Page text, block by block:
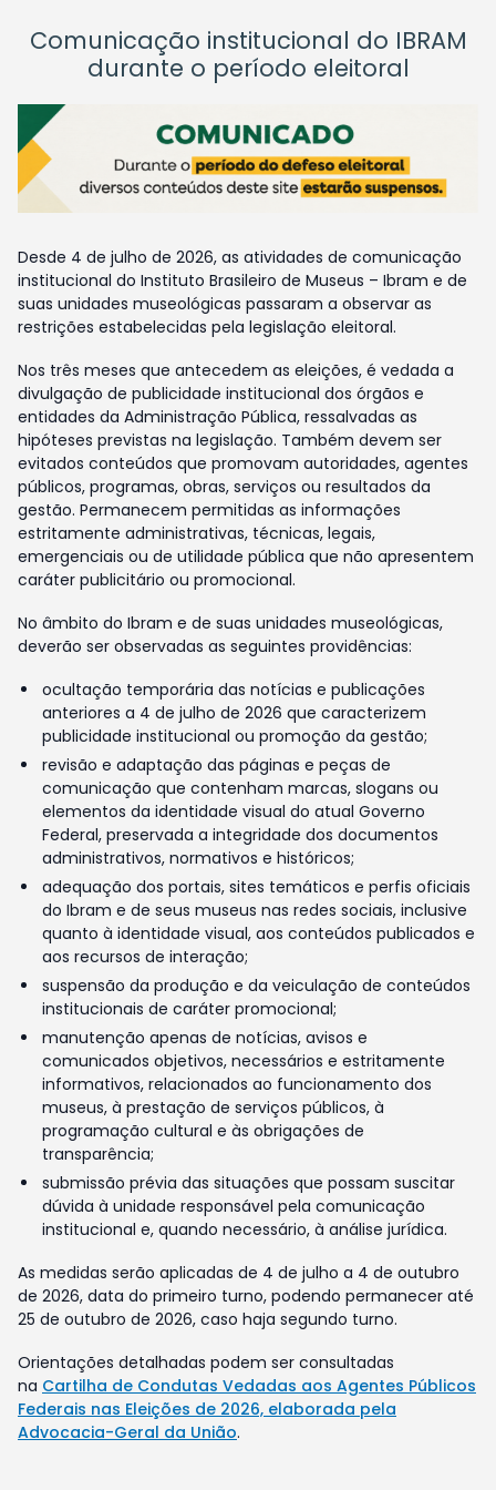
Comunicação institucional do IBRAM
durante o período eleitoral
Desde 4 de julho de 2026, as atividades de comunicação
institucional do Instituto Brasileiro de Museus – Ibram e de
suas unidades museológicas passaram a observar as
restrições estabelecidas pela legislação eleitoral.
Nos três meses que antecedem as eleições, é vedada a
divulgação de publicidade institucional dos órgãos e
entidades da Administração Pública, ressalvadas as
hipóteses previstas na legislação. Também devem ser
evitados conteúdos que promovam autoridades, agentes
públicos, programas, obras, serviços ou resultados da
gestão. Permanecem permitidas as informações
estritamente administrativas, técnicas, legais,
emergenciais ou de utilidade pública que não apresentem
caráter publicitário ou promocional.
No âmbito do Ibram e de suas unidades museológicas,
deverão ser observadas as seguintes providências:
ocultação temporária das notícias e publicações
anteriores a 4 de julho de 2026 que caracterizem
publicidade institucional ou promoção da gestão;
revisão e adaptação das páginas e peças de
comunicação que contenham marcas, slogans ou
elementos da identidade visual do atual Governo
Federal, preservada a integridade dos documentos
administrativos, normativos e históricos;
adequação dos portais, sites temáticos e perfis oficiais
do Ibram e de seus museus nas redes sociais, inclusive
quanto à identidade visual, aos conteúdos publicados e
aos recursos de interação;
suspensão da produção e da veiculação de conteúdos
institucionais de caráter promocional;
manutenção apenas de notícias, avisos e
comunicados objetivos, necessários e estritamente
informativos, relacionados ao funcionamento dos
museus, à prestação de serviços públicos, à
programação cultural e às obrigações de
transparência;
submissão prévia das situações que possam suscitar
dúvida à unidade responsável pela comunicação
institucional e, quando necessário, à análise jurídica.
As medidas serão aplicadas de 4 de julho a 4 de outubro
de 2026, data do primeiro turno, podendo permanecer até
25 de outubro de 2026, caso haja segundo turno.
Orientações detalhadas podem ser consultadas
na Cartilha de Condutas Vedadas aos Agentes Públicos
Federais nas Eleições de 2026, elaborada pela
Advocacia-Geral da União.